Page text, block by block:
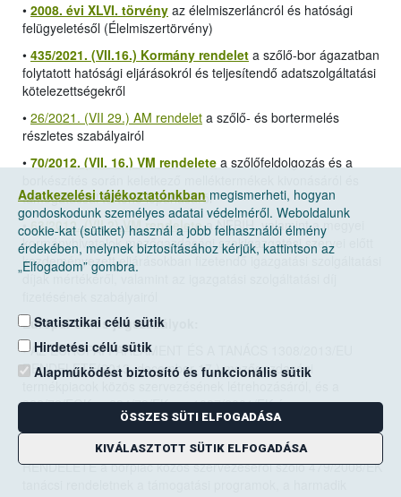
• 2008. évi XLVI. törvény az élelmiszerláncról és hatósági
felügyeletésől (Élelmiszertörvény)
• 435/2021. (VII.16.) Kormány rendelet a szőlő-bor ágazatban
folytatott hatósági eljárásokról és teljesítendő adatszolgáltatási
kötelezettségekről
• 26/2021. (VII 29.) AM rendelet a szőlő- és bortermelés
részletes szabályairól
• 70/2012. (VII. 16.) VM rendelete a szőlőfeldolgozás és a
támogatással történő lepárlásáról
•63/2012. (VII.2) VM rendeletea NÉBIH, valamint a megyei
kormányhivatalok mezőgazdasági szakigazgatási szervei előtt
kezdeményezett eljárásokban fizetendő igazgatási szolgáltatási
díjak mértékéről, valamint az igazgatási szolgáltatási díj
Európai Uniós jogszabályok:
• AZ EURÓPAI PARLAMENT ÉS A TANÁCS 1308/2013/EU
RENDELETE(2013. december 17.) mezőgazdasági
922/72/EGK, a 234/79/EK, az 1037/2001/EK és az
1234/2007/EK tanácsi rendelet hatályon kívül helyezéséről
• A BIZOTTSÁG 2008. június 27.-én hozott 555/2008/EK
RENDELETE a borpiac közös szervezéséről szóló 479/2008/EK
Adatkezelési tájékoztatónkban megismerheti, hogyan
gondoskodunk személyes adatai védelméről. Weboldalunk
cookie-kat (sütiket) használ a jobb felhasználói élmény
érdekében, melynek biztosításához kérjük, kattintson az
„Elfogadom” gombra.
Statisztikai célú sütik
Hirdetési célú sütik
Alapműködést biztosító és funkcionális sütik
ÖSSZES SÜTI ELFOGADÁSA
KIVÁLASZTOTT SÜTIK ELFOGADÁSA